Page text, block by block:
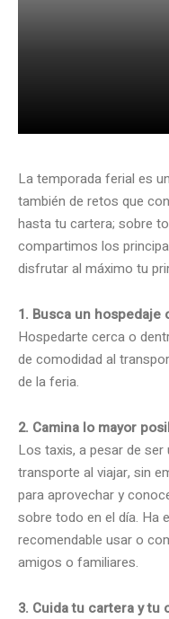
La temporada ferial es
también de retos que
hasta tu cartera; sobre
compartimos los
disfrutar al máximo tu
1. Busca un hospedaje
Hospedarte cerca o
de comodidad al
de la feria.
2. Camina lo mayor
Los taxis, a pesar de
transporte al viajar, sin
para aprovechar y
sobre todo en el día. Ha
recomendable usar o
amigos o familiares.
3. Cuida tu cartera y tu